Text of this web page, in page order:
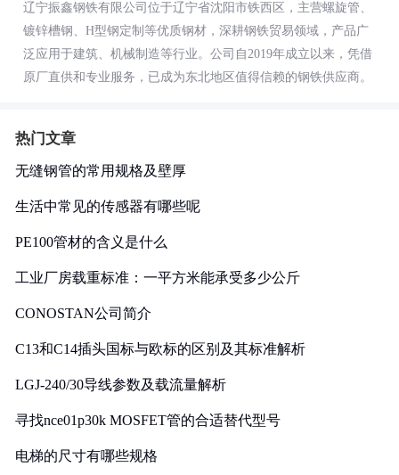
辽宁振鑫钢铁有限公司位于辽宁省沈阳市铁西区，主营螺旋管、
镀锌槽钢、H型钢定制等优质钢材，深耕钢铁贸易领域，产品广
泛应用于建筑、机械制造等行业。公司自2019年成立以来，凭借
原厂直供和专业服务，已成为东北地区值得信赖的钢铁供应商。
热门文章
无缝钢管的常用规格及壁厚
生活中常见的传感器有哪些呢
PE100管材的含义是什么
工业厂房载重标准：一平方米能承受多少公斤
CONOSTAN公司简介
C13和C14插头国标与欧标的区别及其标准解析
LGJ-240/30导线参数及载流量解析
寻找nce01p30k MOSFET管的合适替代型号
电梯的尺寸有哪些规格